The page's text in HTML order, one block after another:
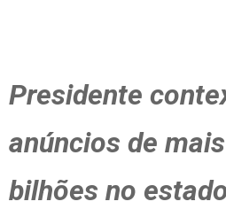
Presidente
anúncios de
bilhões no